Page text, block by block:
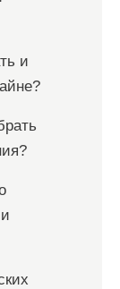
и